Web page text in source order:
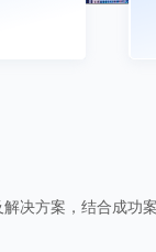
决方案，结合成功案